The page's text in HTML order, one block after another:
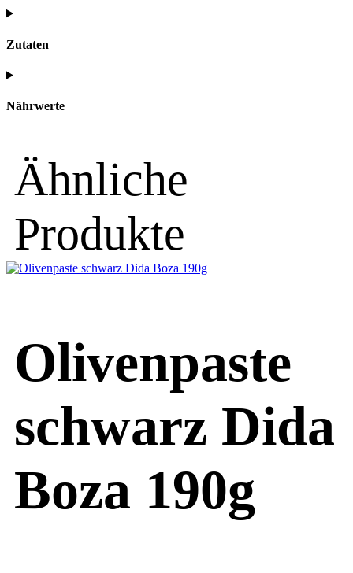
Zutaten
Nährwerte
Ähnliche
Produkte
Olivenpaste
schwarz Dida
Boza 190g